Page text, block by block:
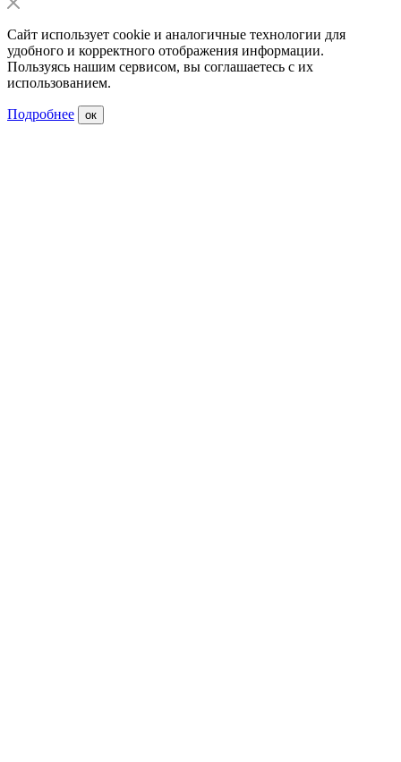
Сайт использует cookie и аналогичные технологии для
удобного и корректного отображения информации.
Пользуясь нашим сервисом, вы соглашаетесь с их
использованием.
Подробнее ок